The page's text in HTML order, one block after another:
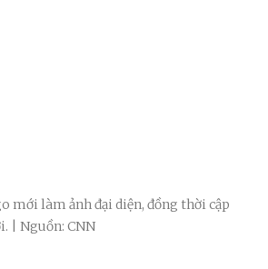
mới làm ảnh đại diện, đồng thời cập
| Nguồn: CNN